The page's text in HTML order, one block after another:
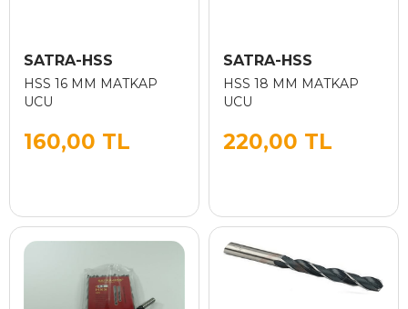
SATRA-HSS
HSS 16 MM MATKAP
UCU
160,00 TL
SATRA-HSS
HSS 18 MM MATKAP
UCU
220,00 TL